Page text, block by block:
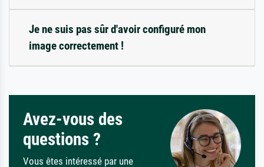
Je ne suis pas sûr d'avoir configuré mon
image correctement !
Avez-vous des
questions ?
Vous êtes intéressé par une